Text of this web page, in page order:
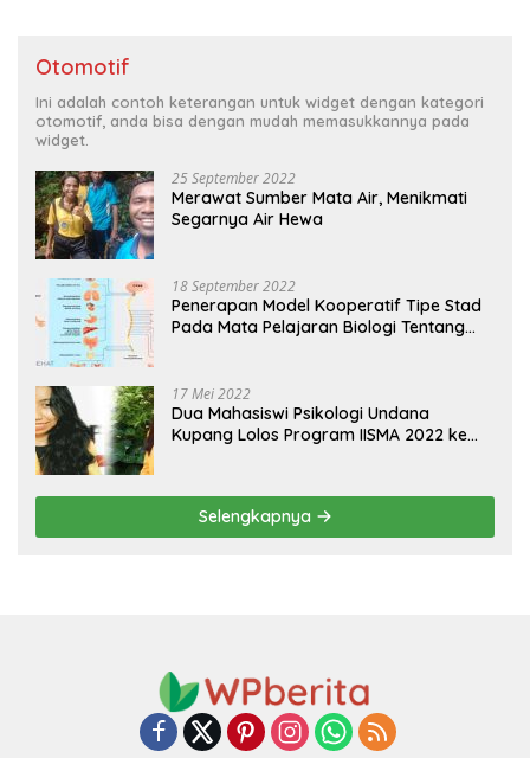
Otomotif
Ini adalah contoh keterangan untuk widget dengan kategori
otomotif, anda bisa dengan mudah memasukkannya pada
widget.
25 September 2022
Merawat Sumber Mata Air, Menikmati
Segarnya Air Hewa
18 September 2022
Penerapan Model Kooperatif Tipe Stad
Pada Mata Pelajaran Biologi Tentang
17 Mei 2022
Dua Mahasiswi Psikologi Undana
Kupang Lolos Program IISMA 2022 ke
Selengkapnya